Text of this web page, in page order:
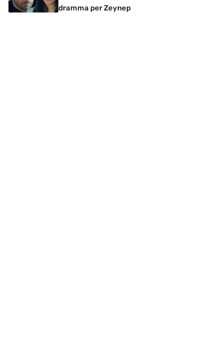
dramma per Zeynep